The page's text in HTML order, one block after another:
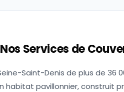
Services de
Saint-Denis de plus de 36
habitat pavillonnier, construit